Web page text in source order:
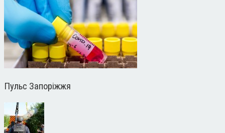
Пульс Запоріжжя